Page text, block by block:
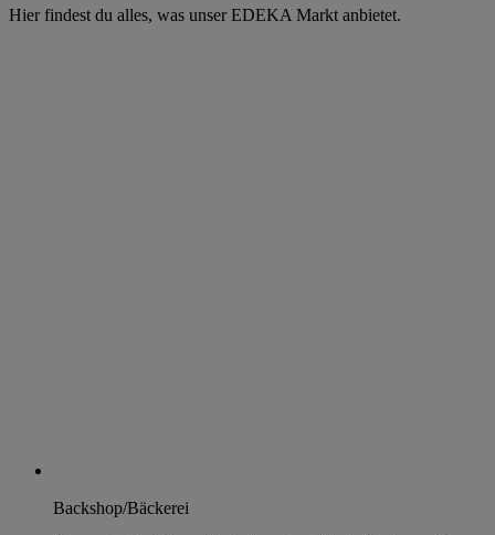
Hier findest du alles, was unser EDEKA Markt anbietet.
Backshop/Bäckerei